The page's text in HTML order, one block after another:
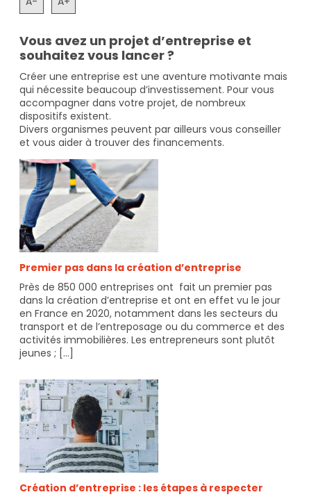
Vous avez un projet d’entreprise et
souhaitez vous lancer ?
Créer une entreprise est une aventure motivante mais
qui nécessite beaucoup d’investissement. Pour vous
accompagner dans votre projet, de nombreux
dispositifs existent.
Divers organismes peuvent par ailleurs vous conseiller
et vous aider à trouver des financements.
Premier pas dans la création d’entreprise
Près de 850 000 entreprises ont fait un premier pas
dans la création d’entreprise et ont en effet vu le jour
en France en 2020, notamment dans les secteurs du
transport et de l’entreposage ou du commerce et des
activités immobilières. Les entrepreneurs sont plutôt
jeunes ; [...]
janvier
2024
Info-
Jeunes
Grand-
Création d’entreprise : les étapes à respecter